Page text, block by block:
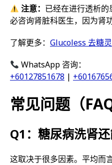
注意： 已经在进行透析
必咨询肾脏科医生，因为肾
了解更多： Glucoless 去糖灵
WhatsApp 咨询：
+60127851678 |
常见问题（FAQ
Q1：糖尿病洗肾还
这取决于很多因素。平均而